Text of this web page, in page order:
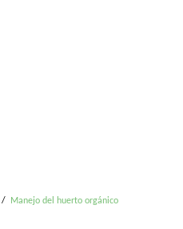
Manejo del huerto orgánico